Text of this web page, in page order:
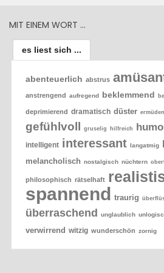
MIT EINEM WORT …
es liest sich ...
abenteuerlich abstrus
anstrengend aufregend beklemmend
deprimierend dramatisch düster
gefühlvoll gruselig hilfreich
intelligent interessant langatmig
melancholisch nostalgisch nüchtern
philosophisch rätselhaft
spannend traurig
überraschend unglaublich
verwirrend witzig wunderschön zornig